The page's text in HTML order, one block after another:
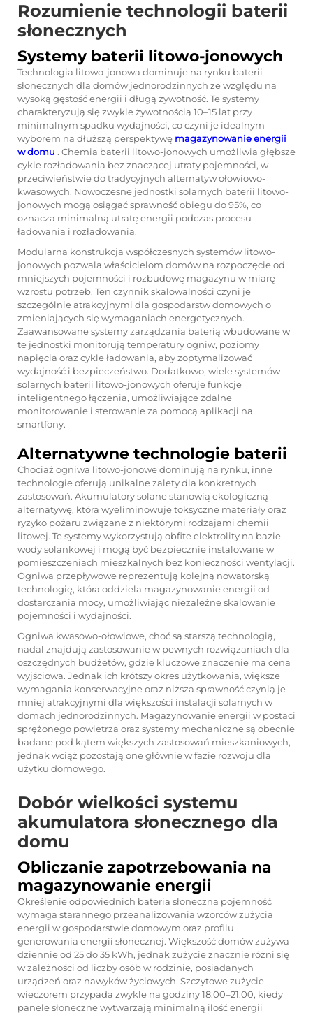
Rozumienie technologii baterii
słonecznych
Systemy baterii litowo-jonowych
Technologia litowo-jonowa dominuje na rynku baterii
słonecznych dla domów jednorodzinnych ze względu na
wysoką gęstość energii i długą żywotność. Te systemy
charakteryzują się zwykle żywotnością 10–15 lat przy
minimalnym spadku wydajności, co czyni je idealnym
wyborem na dłuższą perspektywę magazynowanie energii
w domu . Chemia baterii litowo-jonowych umożliwia głębsze
cykle rozładowania bez znaczącej utraty pojemności, w
przeciwieństwie do tradycyjnych alternatyw ołowiowo-
kwasowych. Nowoczesne jednostki solarnych baterii litowo-
jonowych mogą osiągać sprawność obiegu do 95%, co
oznacza minimalną utratę energii podczas procesu
ładowania i rozładowania.
Modularna konstrukcja współczesnych systemów litowo-
jonowych pozwala właścicielom domów na rozpoczęcie od
mniejszych pojemności i rozbudowę magazynu w miarę
wzrostu potrzeb. Ten czynnik skalowalności czyni je
szczególnie atrakcyjnymi dla gospodarstw domowych o
zmieniających się wymaganiach energetycznych.
Zaawansowane systemy zarządzania baterią wbudowane w
te jednostki monitorują temperatury ogniw, poziomy
napięcia oraz cykle ładowania, aby zoptymalizować
wydajność i bezpieczeństwo. Dodatkowo, wiele systemów
solarnych baterii litowo-jonowych oferuje funkcje
inteligentnego łączenia, umożliwiające zdalne
monitorowanie i sterowanie za pomocą aplikacji na
smartfony.
Alternatywne technologie baterii
Chociaż ogniwa litowo-jonowe dominują na rynku, inne
technologie oferują unikalne zalety dla konkretnych
zastosowań. Akumulatory solane stanowią ekologiczną
alternatywę, która wyeliminowuje toksyczne materiały oraz
ryzyko pożaru związane z niektórymi rodzajami chemii
litowej. Te systemy wykorzystują obfite elektrolity na bazie
wody solankowej i mogą być bezpiecznie instalowane w
pomieszczeniach mieszkalnych bez konieczności wentylacji.
Ogniwa przepływowe reprezentują kolejną nowatorską
technologię, która oddziela magazynowanie energii od
dostarczania mocy, umożliwiając niezależne skalowanie
pojemności i wydajności.
Ogniwa kwasowo-ołowiowe, choć są starszą technologią,
nadal znajdują zastosowanie w pewnych rozwiązaniach dla
oszczędnych budżetów, gdzie kluczowe znaczenie ma cena
wyjściowa. Jednak ich krótszy okres użytkowania, większe
wymagania konserwacyjne oraz niższa sprawność czynią je
mniej atrakcyjnymi dla większości instalacji solarnych w
domach jednorodzinnych. Magazynowanie energii w postaci
sprężonego powietrza oraz systemy mechaniczne są obecnie
badane pod kątem większych zastosowań mieszkaniowych,
jednak wciąż pozostają one głównie w fazie rozwoju dla
użytku domowego.
Dobór wielkości systemu
akumulatora słonecznego dla
domu
Obliczanie zapotrzebowania na
magazynowanie energii
Określenie odpowiednich bateria słoneczna pojemność
wymaga starannego przeanalizowania wzorców zużycia
energii w gospodarstwie domowym oraz profilu
generowania energii słonecznej. Większość domów zużywa
dziennie od 25 do 35 kWh, jednak zużycie znacznie różni się
w zależności od liczby osób w rodzinie, posiadanych
urządzeń oraz nawyków życiowych. Szczytowe zużycie
wieczorem przypada zwykle na godziny 18:00–21:00, kiedy
panele słoneczne wytwarzają minimalną ilość energii